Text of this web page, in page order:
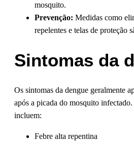
mosquito.
Prevenção: Medidas como
repelentes e telas de proteção
Sintomas da
Os sintomas da dengue geralmente
após a picada do mosquito
incluem:
Febre alta repentina